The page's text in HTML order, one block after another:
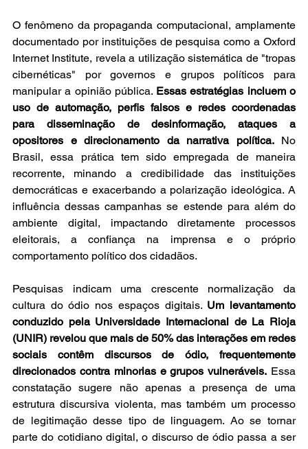
O fenômeno da propaganda computacional, amplamente
documentado por instituições de pesquisa como a Oxford
Internet Institute, revela a utilização sistemática de "tropas
cibernéticas" por governos e grupos políticos para
manipular a opinião pública. Essas estratégias incluem o
uso de automação, perfis falsos e redes coordenadas
para disseminação de desinformação, ataques a
opositores e direcionamento da narrativa política. No
Brasil, essa prática tem sido empregada de maneira
recorrente, minando a credibilidade das instituições
democráticas e exacerbando a polarização ideológica. A
influência dessas campanhas se estende para além do
ambiente digital, impactando diretamente processos
eleitorais, a confiança na imprensa e o próprio
comportamento político dos cidadãos.
Pesquisas indicam uma crescente normalização da
cultura do ódio nos espaços digitais. Um levantamento
conduzido pela Universidade Internacional de La Rioja
(UNIR) revelou que mais de 50% das interações em redes
sociais contêm discursos de ódio, frequentemente
direcionados contra minorias e grupos vulneráveis. Essa
constatação sugere não apenas a presença de uma
estrutura discursiva violenta, mas também um processo
de legitimação desse tipo de linguagem. Ao se tornar
parte do cotidiano digital, o discurso de ódio passa a ser